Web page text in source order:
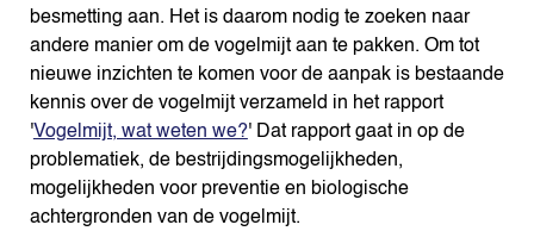
besmetting aan. Het is daarom nodig te zoeken naar
andere manier om de vogelmijt aan te pakken. Om tot
nieuwe inzichten te komen voor de aanpak is bestaande
kennis over de vogelmijt verzameld in het rapport
'Vogelmijt, wat weten we?' Dat rapport gaat in op de
problematiek, de bestrijdingsmogelijkheden,
mogelijkheden voor preventie en biologische
achtergronden van de vogelmijt.